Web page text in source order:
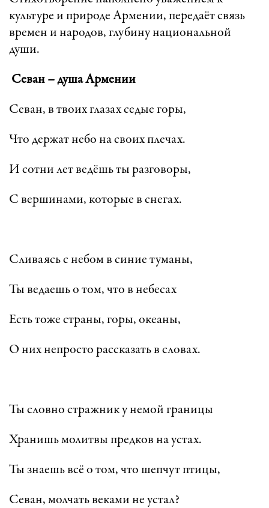
культуре и природе Армении, передаёт связь
времен и народов, глубину национальной
души.
Севан – душа Армении
Севан, в твоих глазах седые горы,
Что держат небо на своих плечах.
И сотни лет ведёшь ты разговоры,
С вершинами, которые в снегах.
Сливаясь с небом в синие туманы,
Ты ведаешь о том, что в небесах
Есть тоже страны, горы, океаны,
О них непросто рассказать в словах.
Ты словно стражник у немой границы
Хранишь молитвы предков на устах.
Ты знаешь всё о том, что шепчут птицы,
Севан, молчать веками не устал?